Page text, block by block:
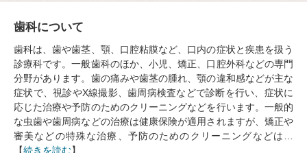
歯科について
歯科は、歯や歯茎、顎、口腔粘膜など、口内の症状と疾患を扱う
診療科です。一般歯科のほか、小児、矯正、口腔外科などの専門
分野があります。歯の痛みや歯茎の腫れ、顎の違和感などが主な
症状で、視診やX線撮影、歯周病検査などで診断を行い、症状に
応じた治療や予防のためのクリーニングなどを行います。一般的
な虫歯や歯周病などの治療は健康保険が適用されますが、矯正や
審美などの特殊な治療、予防のためのクリーニングなどは…
【続きを読む】